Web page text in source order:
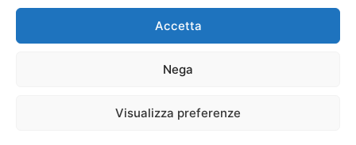
Accetta
Nega
Visualizza preferenze
P.IVA: 06334930820
Mercurio Comunicazione Società Cooperativa a r.l. è
iscritta al Registro degli Operatori di Comunicazione al
Sito gestito daLa Digitale srl–info@ladigitale.it